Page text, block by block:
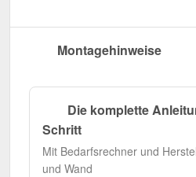
Montagehinweise
Die komplette
Schritt
Mit Bedarfsrechner und
und Wand